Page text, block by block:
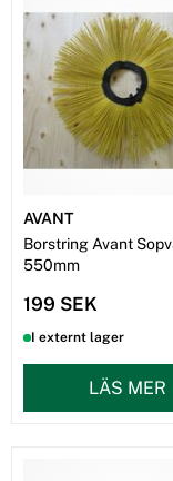
AVANT
Borstring Avant
550mm
199 SEK
I externt lager
LÄS MER